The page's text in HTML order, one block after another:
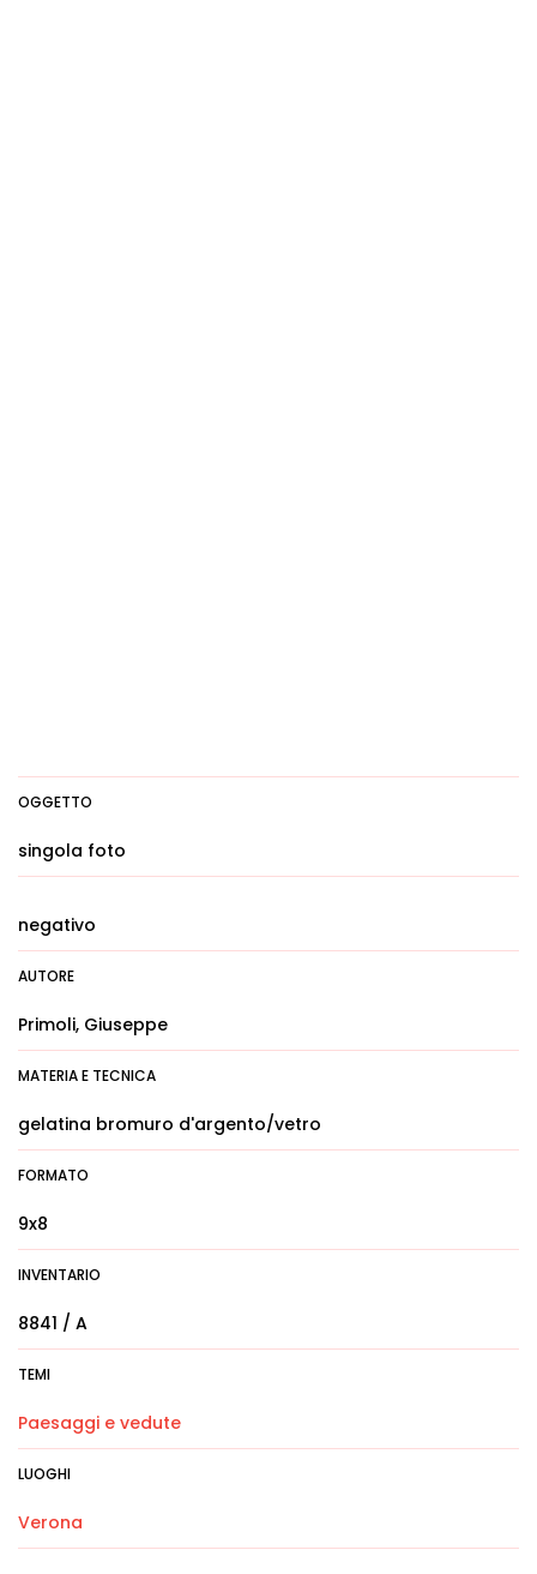
OGGETTO
singola foto
negativo
AUTORE
Primoli, Giuseppe
MATERIA E TECNICA
gelatina bromuro d'argento/vetro
FORMATO
9x8
INVENTARIO
8841 / A
TEMI
Paesaggi e vedute
LUOGHI
Verona